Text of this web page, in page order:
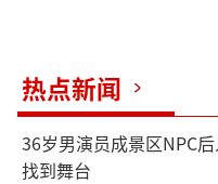
热点新闻
36岁男演员成景区NPC
找到舞台